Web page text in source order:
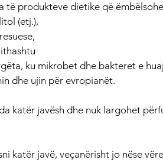
të produkteve dietike që
(etj.),
ku mikrobet dhe bakteret e
dhe ujin për evropianët.
katër javësh dhe nuk largohet
katër javë, veçanërisht jo nëse